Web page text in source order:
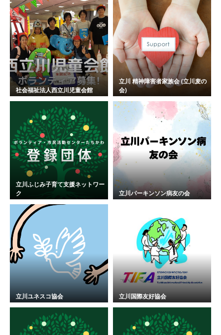
社会福祉法人西立川児童会館
立川 精神障害者家族会 (立川麦の
会)
立川ふじみ子育て支援ネットワー
ク
立川パーキンソン病友の会
立川ユネスコ協会 立川国際友好協会